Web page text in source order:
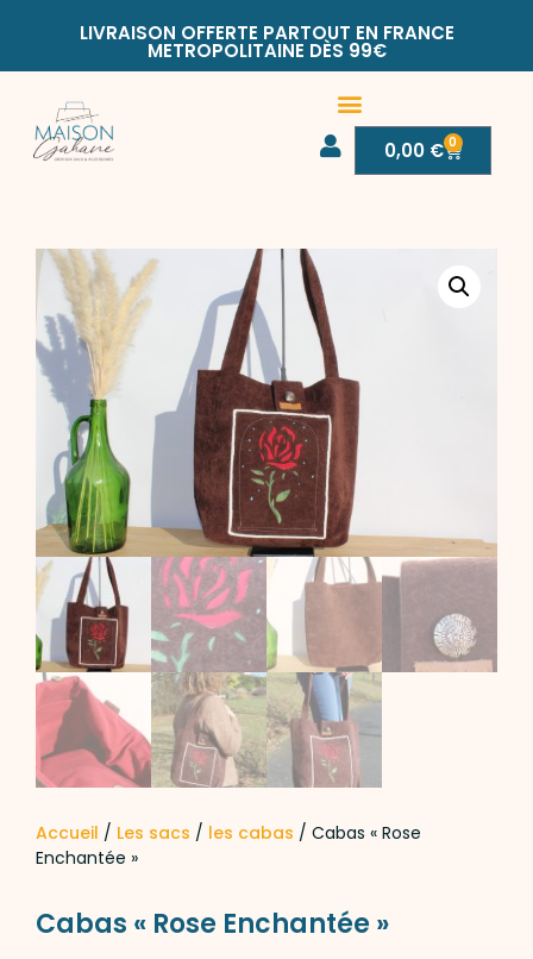
LIVRAISON OFFERTE PARTOUT EN FRANCE
METROPOLITAINE DÈS 99€
0,00 € 0
Accueil / Les sacs / les cabas / Cabas « Rose
Enchantée »
Cabas « Rose Enchantée »